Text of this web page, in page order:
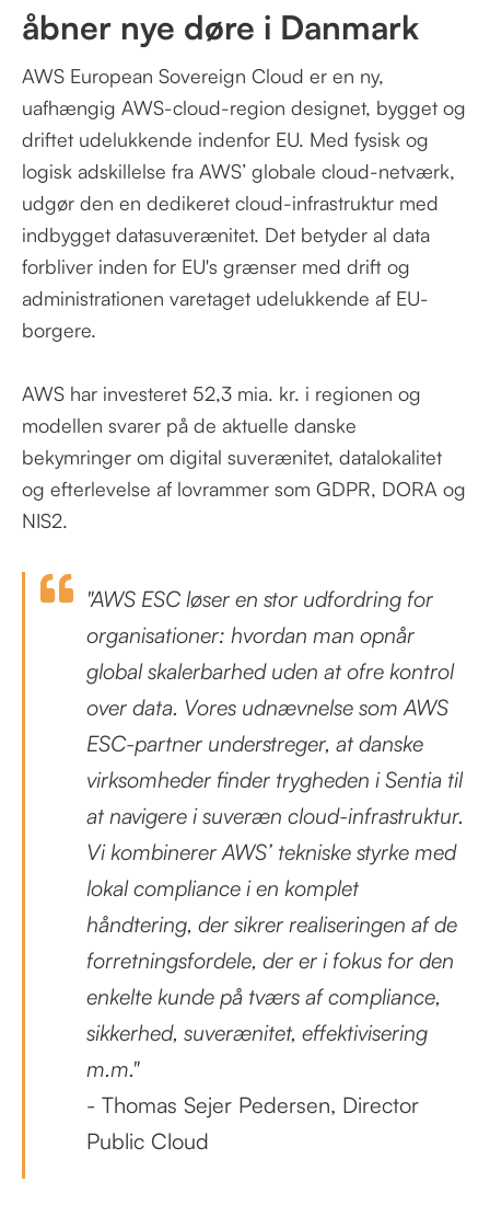
åbner nye døre i Danmark
AWS European Sovereign Cloud er en ny,
uafhængig AWS-cloud-region designet, bygget og
driftet udelukkende indenfor EU. Med fysisk og
logisk adskillelse fra AWS’ globale cloud-netværk,
udgør den en dedikeret cloud-infrastruktur med
indbygget datasuverænitet. Det betyder al data
forbliver inden for EU's grænser med drift og
administrationen varetaget udelukkende af EU-
borgere.
AWS har investeret 52,3 mia. kr. i regionen og
modellen svarer på de aktuelle danske
bekymringer om digital suverænitet, datalokalitet
og efterlevelse af lovrammer som GDPR, DORA og
NIS2.
"AWS ESC løser en stor udfordring for
organisationer: hvordan man opnår
global skalerbarhed uden at ofre kontrol
over data. Vores udnævnelse som AWS
ESC-partner understreger, at danske
virksomheder finder trygheden i Sentia til
at navigere i suveræn cloud-infrastruktur.
Vi kombinerer AWS’ tekniske styrke med
lokal compliance i en komplet
håndtering, der sikrer realiseringen af de
forretningsfordele, der er i fokus for den
enkelte kunde på tværs af compliance,
sikkerhed, suverænitet, effektivisering
m.m."
- Thomas Sejer Pedersen, Director
Public Cloud